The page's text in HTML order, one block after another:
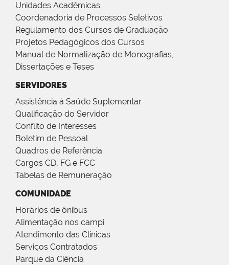
Unidades Acadêmicas
Coordenadoria de Processos Seletivos
Regulamento dos Cursos de Graduação
Projetos Pedagógicos dos Cursos
Manual de Normalização de Monografias,
Dissertações e Teses
SERVIDORES
Assistência à Saúde Suplementar
Qualificação do Servidor
Conflito de Interesses
Boletim de Pessoal
Quadros de Referência
Cargos CD, FG e FCC
Tabelas de Remuneração
COMUNIDADE
Horários de ônibus
Alimentação nos campi
Atendimento das Clínicas
Serviços Contratados
Parque da Ciência